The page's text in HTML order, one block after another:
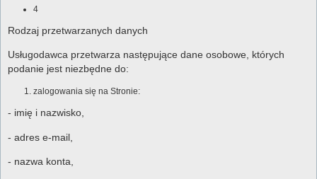
4
Rodzaj przetwarzanych danych
Usługodawca przetwarza następujące dane osobowe, których
podanie jest niezbędne do:
zalogowania się na Stronie:
- imię i nazwisko,
- adres e-mail,
- nazwa konta,